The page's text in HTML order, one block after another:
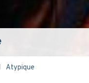
Atypique